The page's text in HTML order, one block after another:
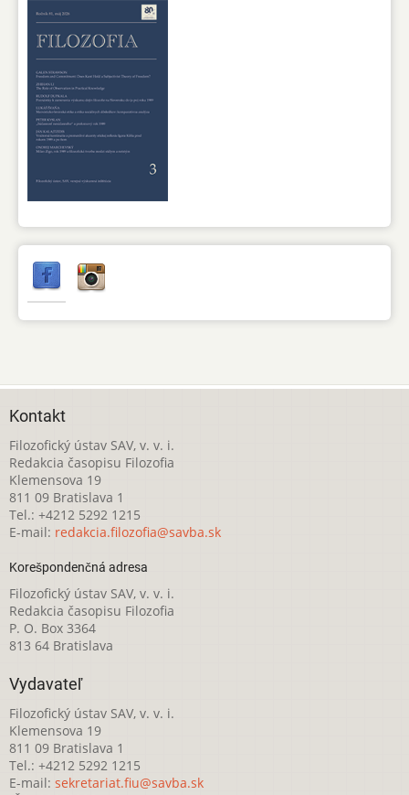
Kontakt
Filozofický ústav SAV, v. v. i.
Redakcia časopisu Filozofia
Klemensova 19
811 09 Bratislava 1
Tel.: +4212 5292 1215
E-mail: redakcia.filozofia@savba.sk
Korešpondenčná adresa
Filozofický ústav SAV, v. v. i.
Redakcia časopisu Filozofia
P. O. Box 3364
813 64 Bratislava
Vydavateľ
Filozofický ústav SAV, v. v. i.
Klemensova 19
811 09 Bratislava 1
Tel.: +4212 5292 1215
E-mail: sekretariat.fiu@savba.sk